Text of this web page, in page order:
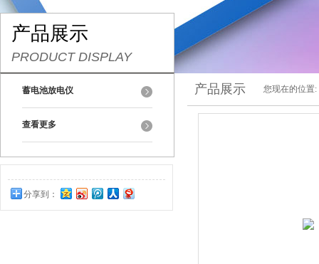
产品展示
PRODUCT DISPLAY
蓄电池放电仪
查看更多
分享到：
0
产品展示 您现在的位置: